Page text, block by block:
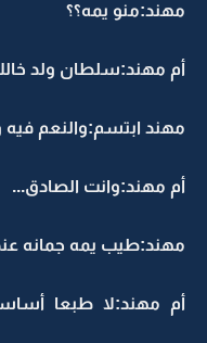
مهند:منو يمه؟؟
أم مهند:سلطان ولد
مهند ابتسم:والنعم فيه
أم مهند:وانت الصادق...
مهند:طيب يمه جمانه
أم مهند:لا طبعا